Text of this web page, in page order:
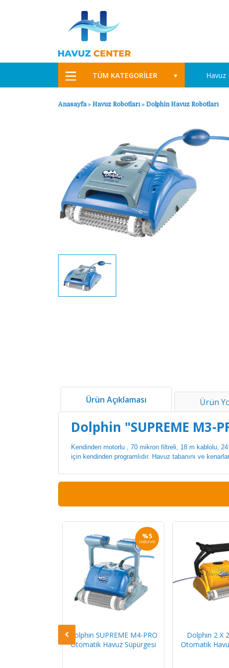
TÜM KATEGORİLER Havuz
Anasayfa» Havuz Robotları» Dolphin Havuz Robotları
Ürün Açıklaması Ürün
Dolphin "SUPREME
Kendinden motorlu , 70 mikron filtreli, 18 m kablolu,
için kendinden programlıdır. Havuz tabanını ve
%5
indirim
Dolphin SUPREME M4-PRO
Otomatik Havuz Süpürgesi
Dolphin 2 X
Otomatik